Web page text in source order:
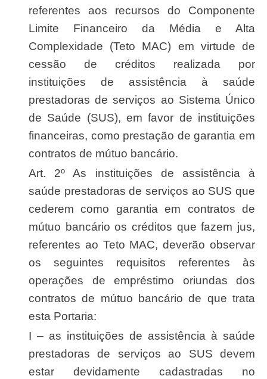
referentes aos recursos do Componente
Limite Financeiro da Média e Alta
Complexidade (Teto MAC) em virtude de
cessão de créditos realizada por
instituições de assistência à saúde
prestadoras de serviços ao Sistema Único
de Saúde (SUS), em favor de instituições
financeiras, como prestação de garantia em
contratos de mútuo bancário.
Art. 2º As instituições de assistência à
saúde prestadoras de serviços ao SUS que
cederem como garantia em contratos de
mútuo bancário os créditos que fazem jus,
referentes ao Teto MAC, deverão observar
os seguintes requisitos referentes às
operações de empréstimo oriundas dos
contratos de mútuo bancário de que trata
esta Portaria:
I – as instituições de assistência à saúde
prestadoras de serviços ao SUS devem
estar devidamente cadastradas no